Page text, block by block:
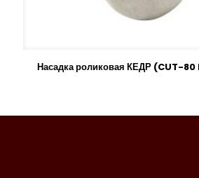
Насадка роликовая КЕДР (CUT-80